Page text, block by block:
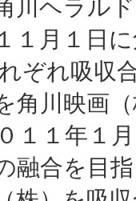
川ヘラル
１月１日
ぞれ吸収
角川映画
１１年１
融合を目